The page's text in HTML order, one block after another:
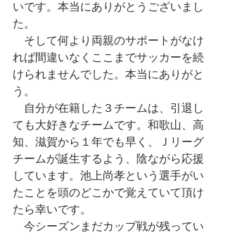
いです。本当にありがとうございまし
た。
そして何より両親のサポートがなけ
れば間違いなくここまでサッカーを続
けられませんでした。本当にありがと
う。
自分が在籍した３チームは、引退し
ても大好きなチームです。和歌山、高
知、滋賀から１年でも早く、Ｊリーグ
チームが誕生するよう、陰ながら応援
しています。池上尚孝という選手がい
たことを頭のどこかで覚えていて頂け
たら幸いです。
今シーズンまだカップ戦が残ってい